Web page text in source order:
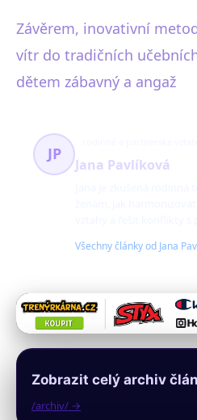
Závěrem, inovativní
vítr do tradičních
dětem zábavný a angaž
JP
Jana Pavlíková
Všechny články od Jana
Zobrazit celý archiv
/archiv/ →